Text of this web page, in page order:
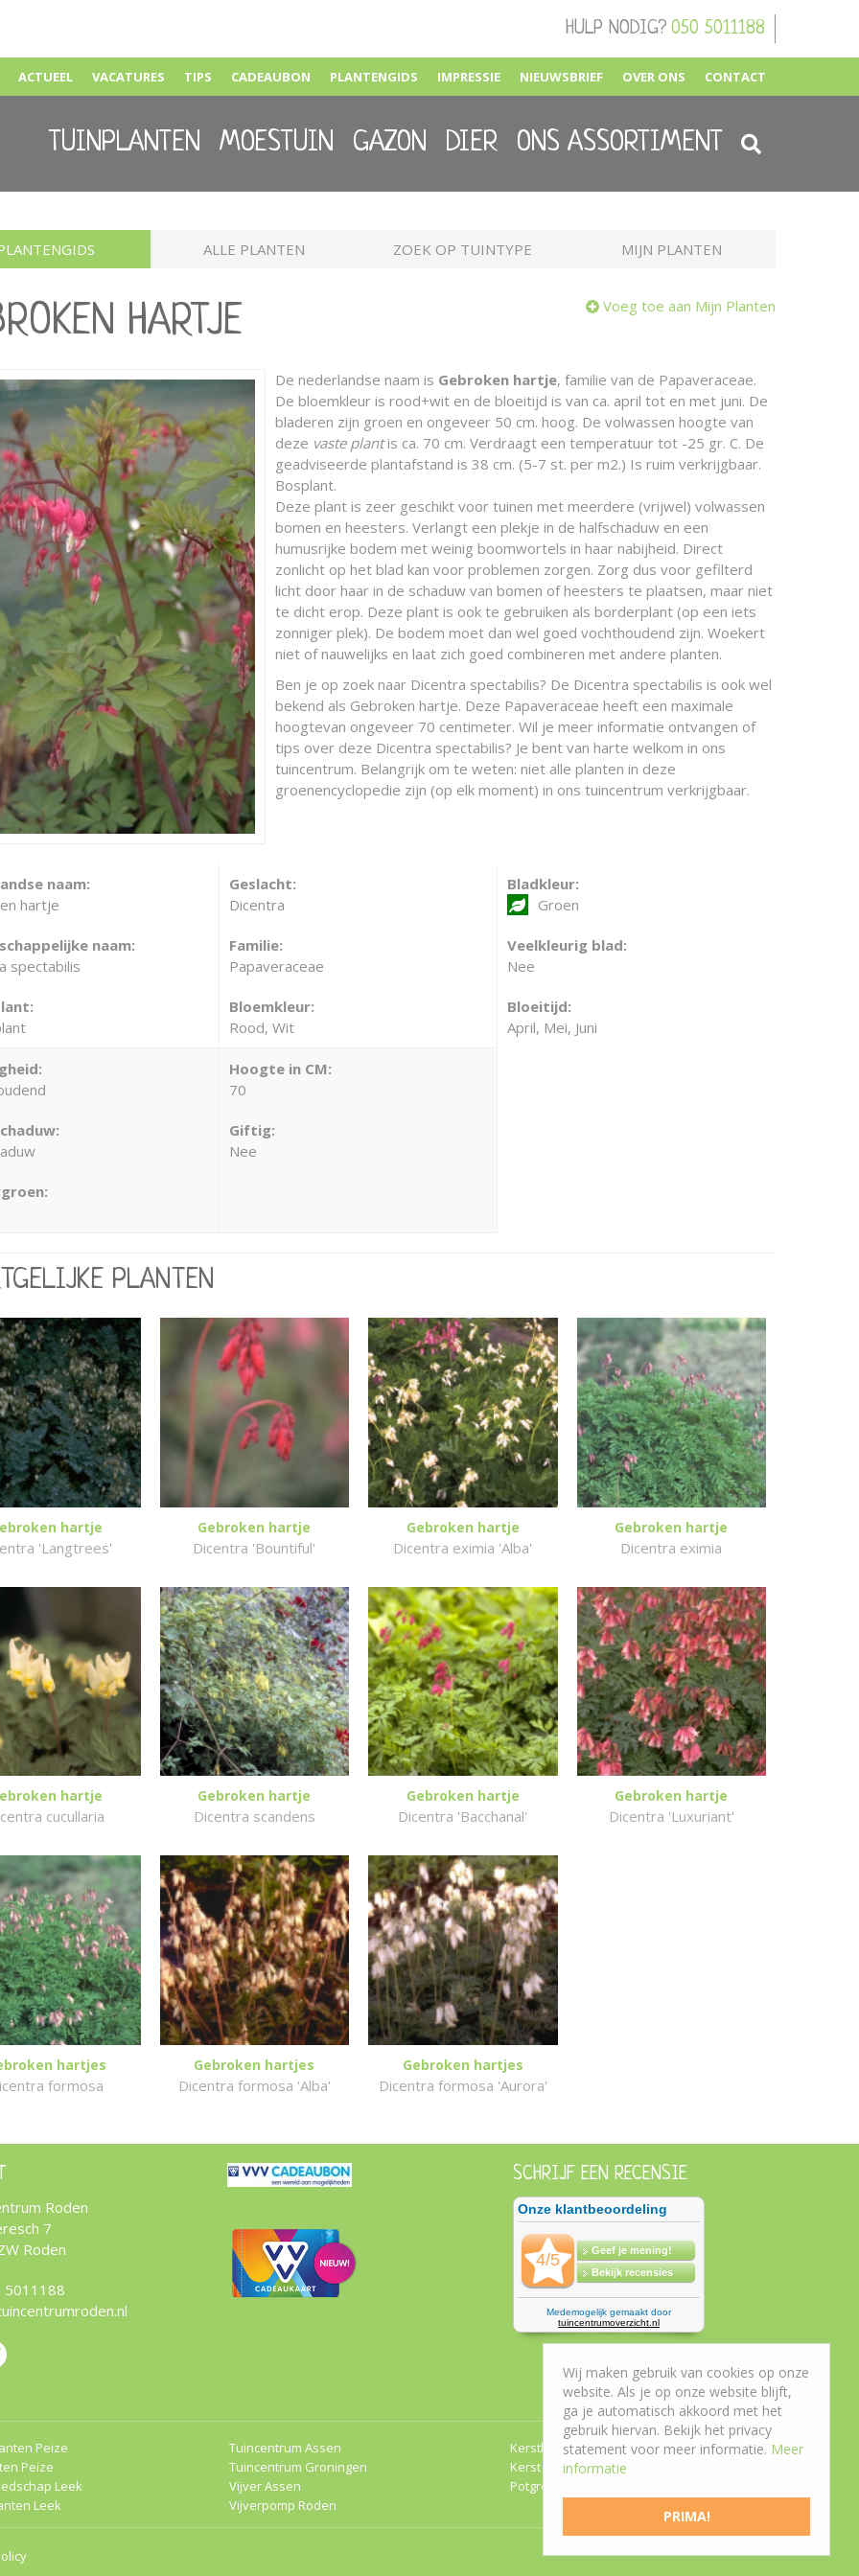
HULP NODIG? 050 5011188
ACTUEEL VACATURES TIPS CADEAUBON PLANTENGIDS IMPRESSIE NIEUWSBRIEF OVER ONS CONTACT
TUINPLANTEN MOESTUIN GAZON DIER ONS ASSORTIMENT
ALLE PLANTEN ZOEK OP TUINTYPE MIJN PLANTEN
HARTJE Voeg toe aan Mijn Planten
De nederlandse naam is Gebroken hartje, familie van de Papaveraceae.
De bloemkleur is rood+wit en de bloeitijd is van ca. april tot en met juni. De
bladeren zijn groen en ongeveer 50 cm. hoog. De volwassen hoogte van
deze vaste plantis ca. 70 cm. Verdraagt een temperatuur tot -25 gr. C. De
geadviseerde plantafstand is 38 cm. (5-7 st. per m2.) Is ruim verkrijgbaar.
Bosplant.
Deze plant is zeer geschikt voor tuinen met meerdere (vrijwel) volwassen
bomen en heesters. Verlangt een plekje in de halfschaduw en een
humusrijke bodem met weinig boomwortels in haar nabijheid. Direct
zonlicht op het blad kan voor problemen zorgen. Zorg dus voor gefilterd
licht door haar in de schaduw van bomen of heesters te plaatsen, maar niet
te dicht erop. Deze plant is ook te gebruiken als borderplant (op een iets
zonniger plek). De bodem moet dan wel goed vochthoudend zijn. Woekert
niet of nauwelijks en laat zich goed combineren met andere planten.
Ben je op zoek naar Dicentra spectabilis? De Dicentra spectabilis is ook wel
bekend als Gebroken hartje. Deze Papaveraceae heeft een maximale
hoogtevan ongeveer 70 centimeter. Wil je meer informatie ontvangen of
tips over deze Dicentra spectabilis? Je bent van harte welkom in ons
tuincentrum. Belangrijk om te weten: niet alle planten in deze
groenencyclopedie zijn (op elk moment) in ons tuincentrum verkrijgbaar.
naam:
hartje
naam:
spectabilis
Geslacht:
Dicentra
Familie:
Papaveraceae
Bloemkleur:
Rood, Wit
Bladkleur:
Groen
Veelkleurig blad:
Nee
Bloeitijd:
April, Mei, Juni
Hoogte in CM:
70
Giftig:
Nee
PLANTEN
hartje
'Langtrees'
Gebroken hartje
Dicentra 'Bountiful'
Gebroken hartje
Dicentra eximia 'Alba'
Gebroken hartje
Dicentra eximia
hartje
cucullaria
Gebroken hartje
Dicentra scandens
Gebroken hartje
Dicentra 'Bacchanal'
Gebroken hartje
Dicentra 'Luxuriant'
hartjes
formosa
Gebroken hartjes
Dicentra formosa 'Alba'
Gebroken hartjes
Dicentra formosa 'Aurora'
Roden
7
Roden
5011188
SCHRIJF EEN RECENSIE
Peize
Peize
Leek
Leek
Tuincentrum Assen
Tuincentrum Groningen
Vijver Assen
Vijverpomp Roden
Kerstboom Roden
Kerst Groningen
Potgrond Leek
PRIMA!
Wij maken gebruik van cookies op onze
website. Als je op onze website blijft,
ga je automatisch akkoord met het
gebruik hiervan. Bekijk het privacy
statement voor meer informatie. Meer
informatie